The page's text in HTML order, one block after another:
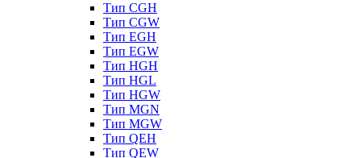
Тип CGH
Тип CGW
Тип EGH
Тип EGW
Тип HGH
Тип HGL
Тип HGW
Тип MGN
Тип MGW
Тип QEH
Тип QEW